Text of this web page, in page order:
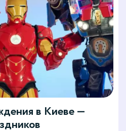
в Киеве —